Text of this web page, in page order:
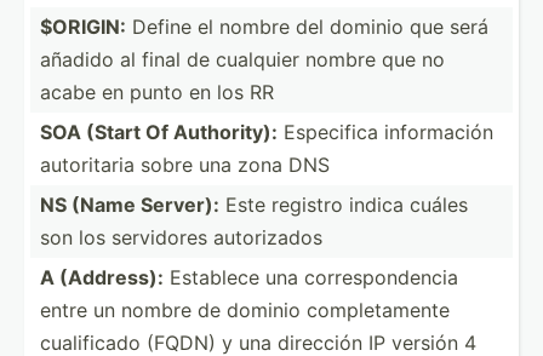
$ORIGIN: Define el nombre del dominio que será
añadido al final de cualquier nombre que no
acabe en punto en los RR
SOA (Start Of Author­ity): Especifica inform­ación
autori­taria sobre una zona DNS
NS (Name Server): Este registro indica cuáles
son los servidores autori­zados
A (Address): Establece una corres­pon­dencia
entre un nombre de dominio comple­tamente
cualif­icado (FQDN) y una dirección IP versión 4